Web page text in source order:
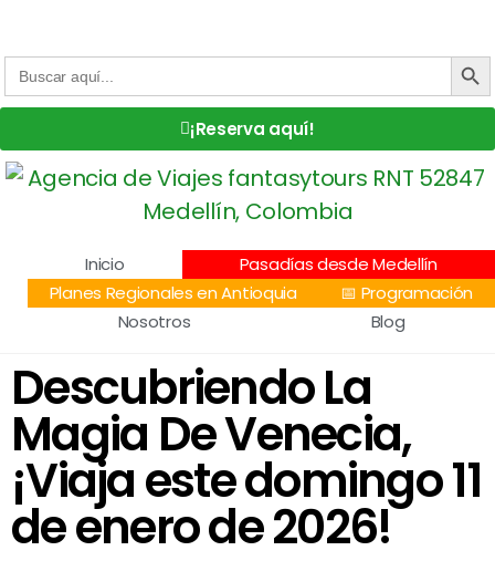
Buscar: BOTÓN
¡Reserva aquí!
Inicio
Pasadías desde Medellín
Planes Regionales en Antioquia
📅 Programación
Nosotros
Blog
Descubriendo La
Magia De Venecia,
¡Viaja este domingo 11
de enero de 2026!